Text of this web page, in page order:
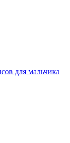
для мальчика